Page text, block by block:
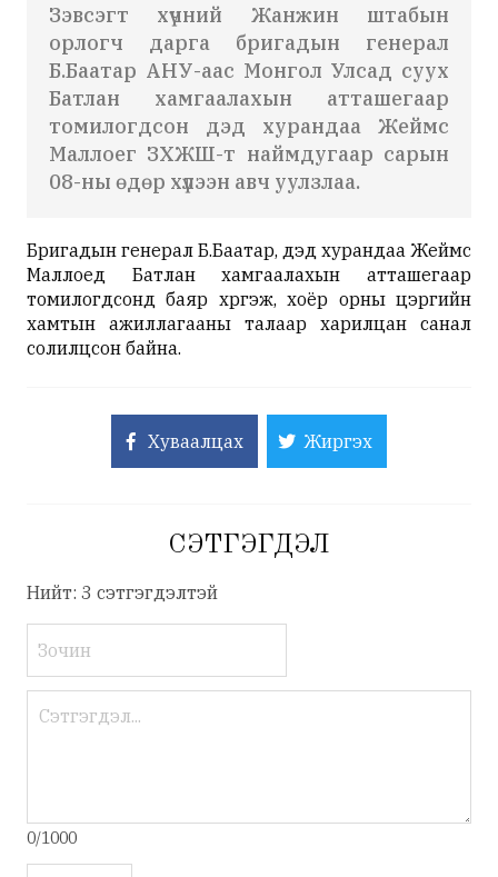
Зэвсэгт хүчний Жанжин штабын
орлогч дарга бригадын генерал
Б.Баатар АНУ-аас Монгол Улсад суух
Батлан хамгаалахын атташегаар
томилогдсон дэд хурандаа Жеймс
Маллоег ЗХЖШ-т наймдугаар сарын
08-ны өдөр хүлээн авч уулзлаа.
Бригадын генерал Б.Баатар, дэд хурандаа Жеймс
Маллоед Батлан хамгаалахын атташегаар
томилогдсонд баяр хүргэж, хоёр орны цэргийн
хамтын ажиллагааны талаар харилцан санал
солилцсон байна.
Хуваалцах Жиргэх
СЭТГЭГДЭЛ
Нийт: 3 сэтгэгдэлтэй
0/1000